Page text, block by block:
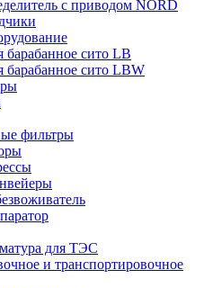
с приводом NORD
сито LB
сито LBW
фильтры
для ТЭС
и транспортировочное